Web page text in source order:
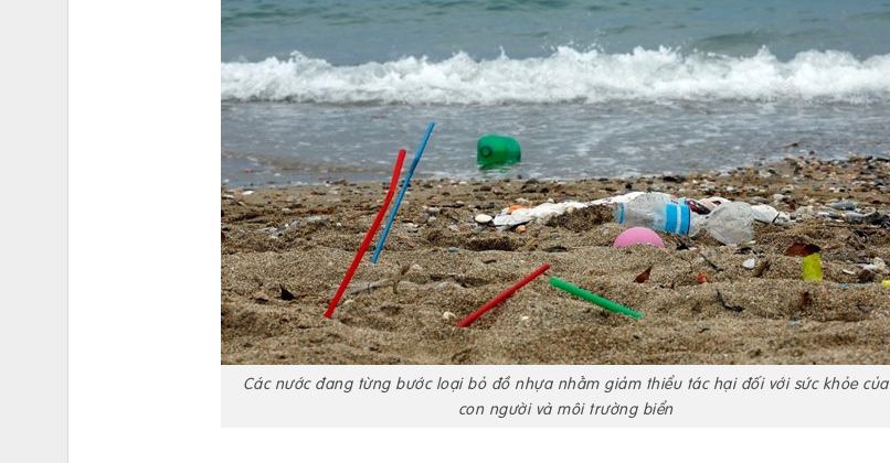
Các nước đang từng bước loại bỏ đồ nhựa nhằm giảm thiểu tác hại đối với sức khỏe của
con người và môi trường biển